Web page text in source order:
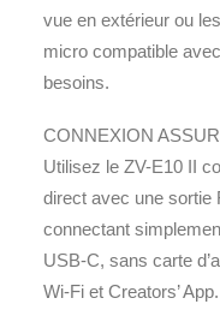
vue en extérieur ou
micro compatible
besoins.
CONNEXION
Utilisez le ZV-E10 II
direct avec une sortie
connectant
USB-C, sans carte
Wi-Fi et Creators’